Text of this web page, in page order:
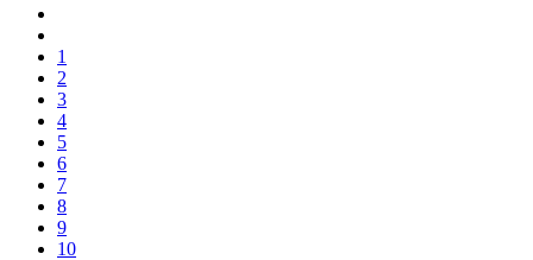
1
2
3
4
5
6
7
8
9
10